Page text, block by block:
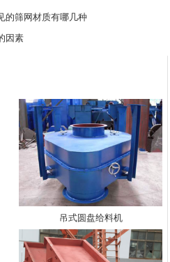
的筛网材质有哪几种
因素
吊式圆盘给料机